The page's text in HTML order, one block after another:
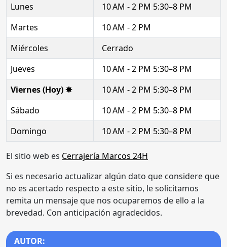
Lunes
10 AM - 2 PM 5:30–8 PM
Martes
10 AM - 2 PM
Miércoles
Cerrado
Jueves
10 AM - 2 PM 5:30–8 PM
Viernes (Hoy) ✸
10 AM - 2 PM 5:30–8 PM
Sábado
10 AM - 2 PM 5:30–8 PM
Domingo
10 AM - 2 PM 5:30–8 PM
El sitio web es Cerrajería Marcos 24H
Si es necesario actualizar algún dato que considere que
no es acertado respecto a este sitio, le solicitamos
remita un mensaje que nos ocuparemos de ello a la
brevedad. Con anticipación agradecidos.
AUTOR: